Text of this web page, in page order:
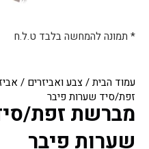
עמוד הבית/צבע ואביזרים /
זפת/סיד שערות פיבר
מברשת זפת/
שערות פיבר
* תמונה להמחשה בלבד ט.ל.ח